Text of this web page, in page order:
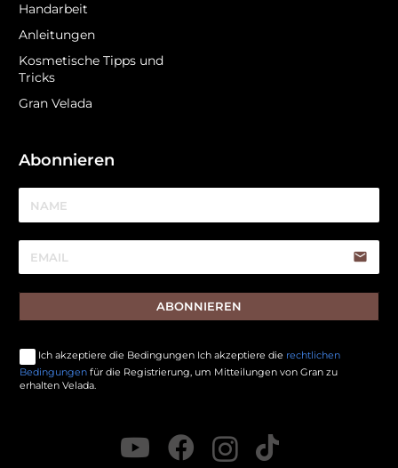
Handarbeit
Anleitungen
Kosmetische Tipps und
Tricks
Gran Velada
Abonnieren
email
ABONNIEREN
Ich akzeptiere die Bedingungen Ich akzeptiere die rechtlichen
Bedingungen für die Registrierung, um Mitteilungen von Gran zu
erhalten Velada.